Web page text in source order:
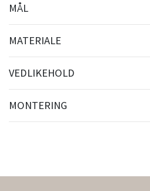
MÅL
MATERIALE
VEDLIKEHOLD
MONTERING